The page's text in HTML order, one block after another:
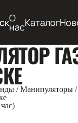
О
насКаталог
/ Манипуляторы /